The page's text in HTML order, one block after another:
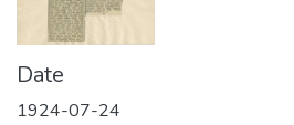
Date
1924-07-24